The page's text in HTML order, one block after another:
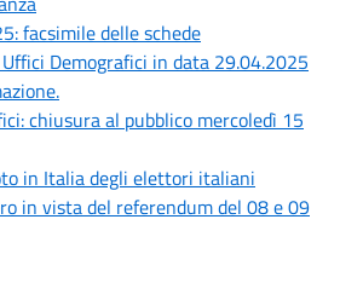
facsimile delle schede
Demografici in data 29.04.2025
chiusura al pubblico mercoledì 15
in Italia degli elettori italiani
in vista del referendum del 08 e 09